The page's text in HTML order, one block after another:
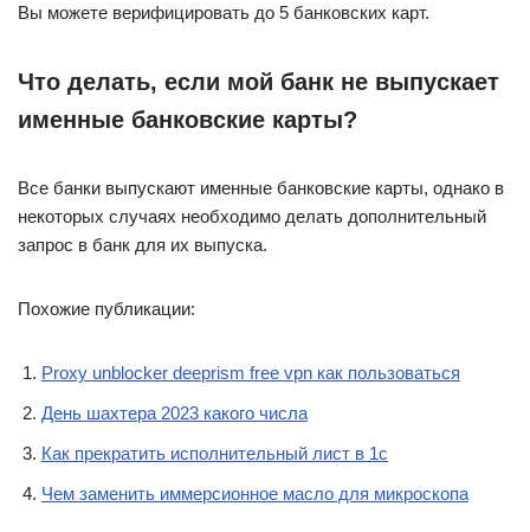
Вы можете верифицировать до 5 банковских карт.
Что делать, если мой банк не выпускает
именные банковские карты?
Все банки выпускают именные банковские карты, однако в
некоторых случаях необходимо делать дополнительный
запрос в банк для их выпуска.
Похожие публикации:
Proxy unblocker deeprism free vpn как пользоваться
День шахтера 2023 какого числа
Как прекратить исполнительный лист в 1с
Чем заменить иммерсионное масло для микроскопа